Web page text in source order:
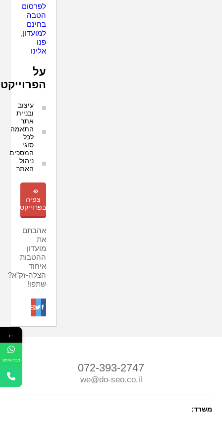
לפרסום
הטבה
בחינם
למועדון,
פנו
אלינו
על
עיצוב
ובניית
אתר
התאמה
לכל
סוגי
המסכים
ניהול
האתר
m
צפיה
בפרוייקט
אהבתם
את
מועדון
ההטבות
איחוד
הצלה-זק"א?
שתפו!
f
t
o
072-393-2747
we@do-seo.co.il
משרד:
←
דברו איתנו